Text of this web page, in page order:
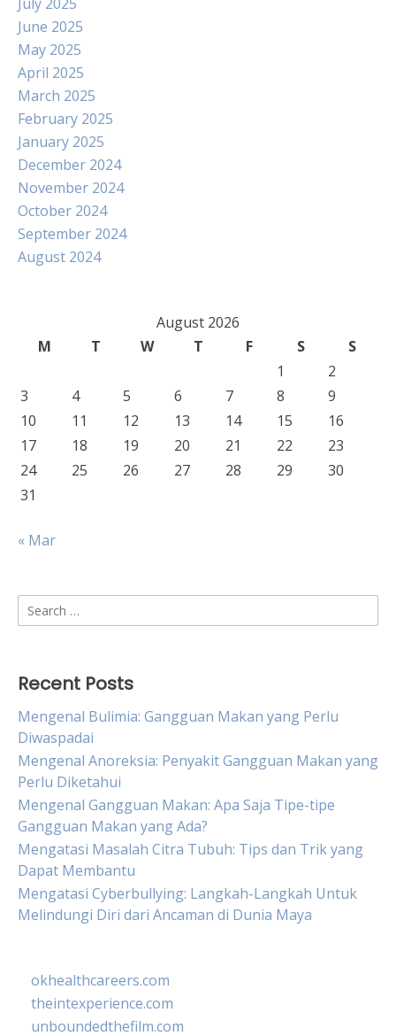
June 2025
May 2025
April 2025
March 2025
February 2025
January 2025
December 2024
November 2024
October 2024
September 2024
August 2024
August 2026
M
T W T F S
S
1
2
3
4 5 6 7 8
9
10
11 12 13 14 15
16
17
18 19 20 21 22
23
24
25 26 27 28 29
30
31
« Mar
Search
for:
Recent Posts
Mengenal Bulimia: Gangguan Makan yang Perlu
Diwaspadai
Mengenal Anoreksia: Penyakit Gangguan Makan yang
Perlu Diketahui
Mengenal Gangguan Makan: Apa Saja Tipe-tipe
Gangguan Makan yang Ada?
Mengatasi Masalah Citra Tubuh: Tips dan Trik yang
Dapat Membantu
Mengatasi Cyberbullying: Langkah-Langkah Untuk
Melindungi Diri dari Ancaman di Dunia Maya
okhealthcareers.com
theintexperience.com
unboundedthefilm.com